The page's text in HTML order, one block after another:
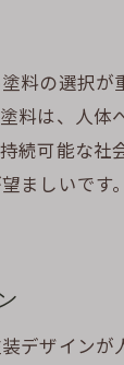
料の選択
料は、人
続可能な
ましいで
デザインが